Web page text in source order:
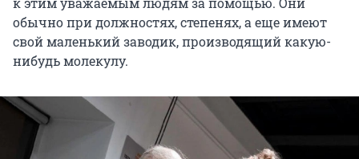
обычно при должностях, степенях, а еще имеют
свой маленький заводик, производящий какую-
нибудь молекулу.